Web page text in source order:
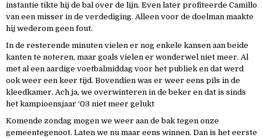
instantie tikte hij de bal over de lijn. Even later profiteerde Camillo
van een misser in de verdediging. Alleen voor de doelman maakte
hij wederom geen fout.
In de resterende minuten vielen er nog enkele kansen aan beide
kanten te noteren, maar goals vielen er wonderwel niet meer. Al
met al een aardige voetbalmiddag voor het publiek en dat werd
ook weer een keer tijd. Bovendien was er weer eens pils in de
kleedkamer. Ach ja, we overwinteren in de beker en dat is sinds
het kampioensjaar ‘03 niet meer gelukt
Komende zondag mogen we weer aan de bak tegen onze
gemeentegenoot. Laten we nu maar eens winnen. Dan is het eerste